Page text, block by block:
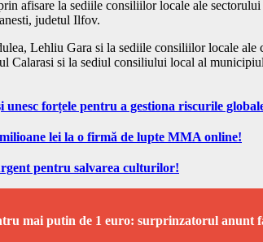
afisare la sediile consiliilor locale ale
judetul Ilfov.
Lehliu Gara si la sediile consiliilor locale
Calarasi si la sediul consiliului local al
forțele pentru a gestiona riscurile
lei la o firmă de lupte MMA online!
pentru salvarea culturilor!
mai putin de 1 euro: surprinzatorul anunt